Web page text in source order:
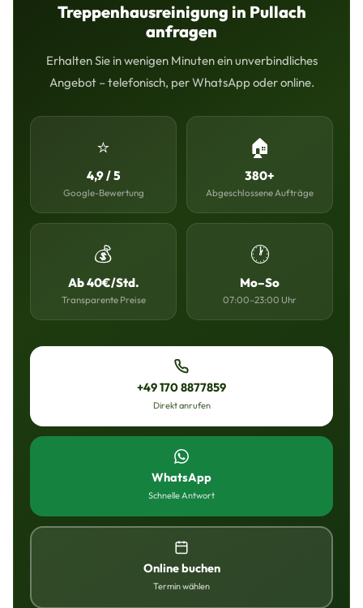
Treppenhausreinigung in Pullach
anfragen
Erhalten Sie in wenigen Minuten ein unverbindliches
Angebot – telefonisch, per WhatsApp oder online.
⭐
4,9 / 5
Google-Bewertung
🏠
380+
Abgeschlossene Aufträge
💰
Ab 40€/Std.
Transparente Preise
🕐
Mo–So
07:00–23:00 Uhr
+49 170 8877859
Direkt anrufen
WhatsApp
Schnelle Antwort
Online buchen
Termin wählen